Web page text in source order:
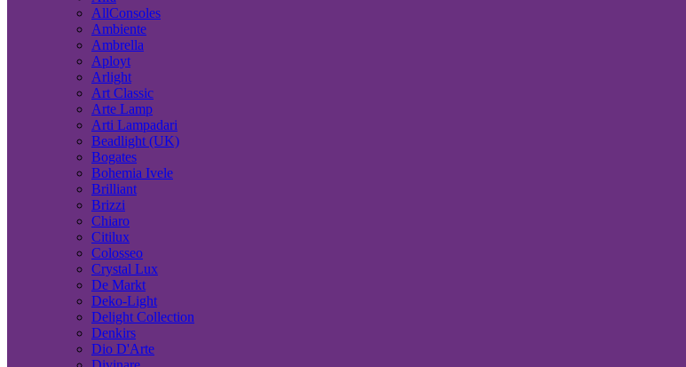
AllConsoles
Ambiente
Ambrella
Aployt
Arlight
Art Classic
Arte Lamp
Arti Lampadari
Beadlight (UK)
Bogates
Bohemia Ivele
Brilliant
Brizzi
Chiaro
Citilux
Colosseo
Crystal Lux
De Markt
Deko-Light
Delight Collection
Denkirs
Dio D'Arte